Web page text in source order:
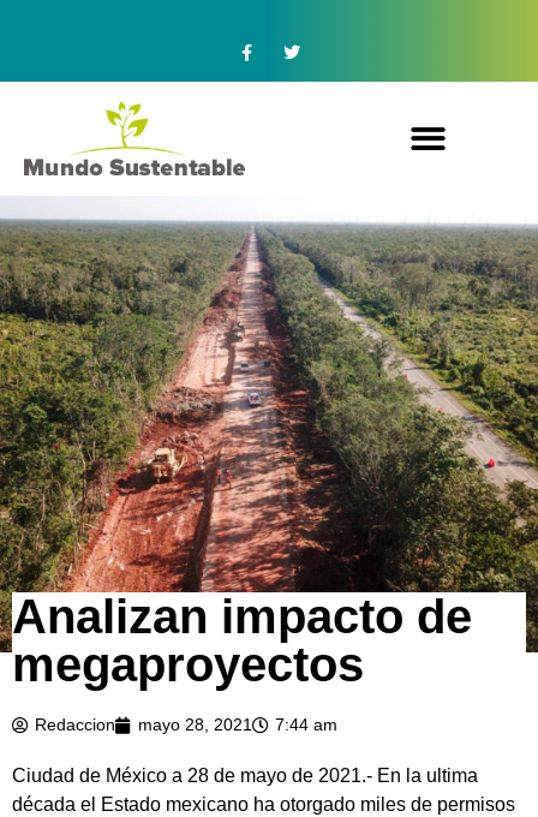
Analizan impacto de
megaproyectos
Redaccion mayo 28, 2021 7:44 am
Ciudad de México a 28 de mayo de 2021.- En la ultima
década el Estado mexicano ha otorgado miles de permisos